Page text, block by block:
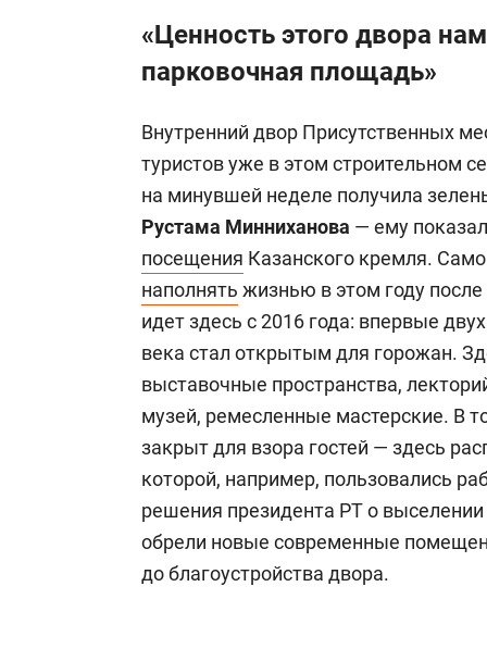
«Ценность этого двора
парковочная площадь»
Внутренний двор Присутственных
туристов уже в этом строительном
на минувшей неделе получила
Рустама Минниханова — ему
посещения Казанского кремля.
наполнять жизнью в этом году
идет здесь с 2016 года: впервые
века стал открытым для горожан.
выставочные пространства,
музей, ремесленные мастерские. В
закрыт для взора гостей — здесь
которой, например, пользовались
решения президента РТ о выселении
обрели новые современные
до благоустройства двора.